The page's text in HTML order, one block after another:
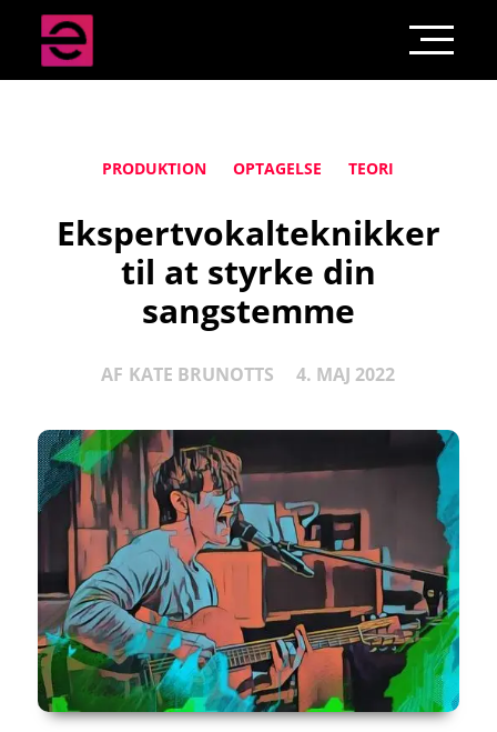
PRODUKTION OPTAGELSE TEORI
Ekspertvokalteknikker
til at styrke din
sangstemme
AF KATE BRUNOTTS 4. MAJ 2022